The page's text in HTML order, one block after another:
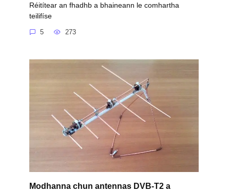
Réitítear an fhadhb a bhaineann le comhartha
teilifíse
5 273
Modhanna chun antennas DVB-T2 a